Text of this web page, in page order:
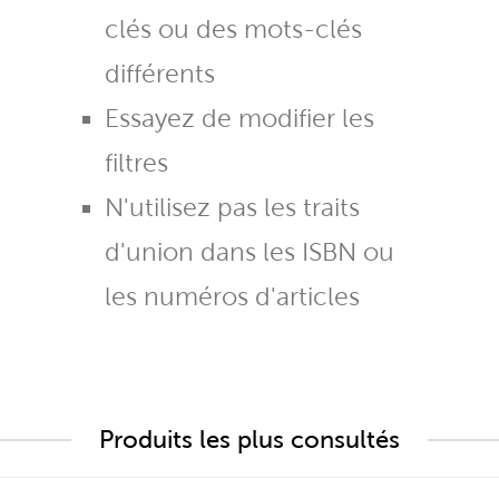
clés ou des mots-clés
différents
Essayez de modifier les
filtres
N'utilisez pas les traits
d'union dans les ISBN ou
les numéros d'articles
Produits les plus consultés